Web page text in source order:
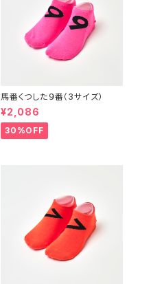
馬番くつした９番（3サイズ）
¥2,086
30%OFF